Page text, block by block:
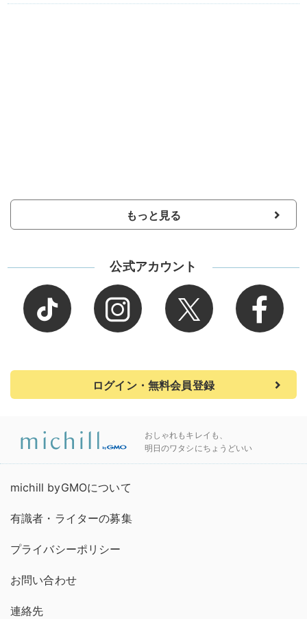
もっと見る
公式アカウント
ログイン・無料会員登録
おしゃれもキレイも、
明日のワタシにちょうどいい
michill byGMOについて
有識者・ライターの募集
プライバシーポリシー
お問い合わせ
連絡先